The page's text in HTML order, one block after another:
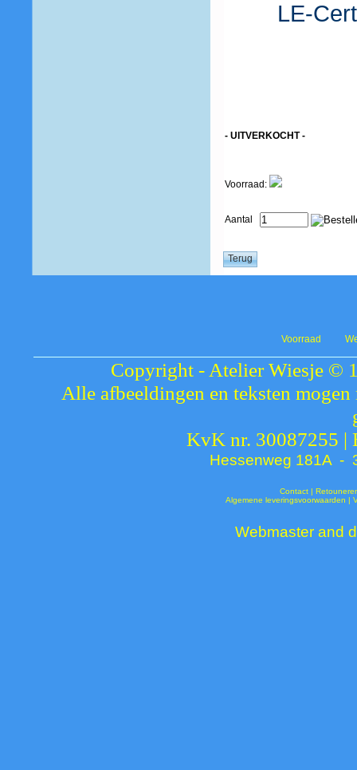
LE-
- UITVERKOCHT -
Voorraad:
Aantal
Voorraad
Copyright - Atelier Wiesje ©
Alle afbeeldingen en teksten
KvK nr. 30087255 |
Hessenweg 181A -
Contact|
Algemene leveringsvoorwaarden |
Webmaster and